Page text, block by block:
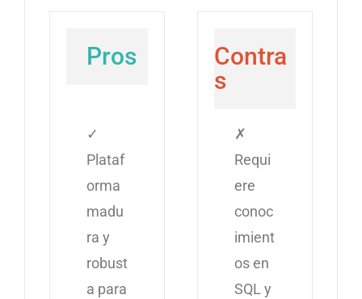
Pros
✓
Plataf
orma
madu
ra y
robust
a para
Contra
s
✗
Requi
ere
conoc
imient
os en
SQL y